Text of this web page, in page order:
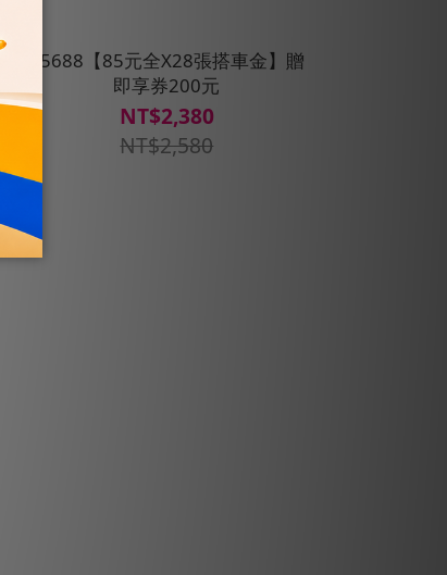
55688【85元全X28張搭車金】贈
即享券200元
NT$2,380
NT$2,580